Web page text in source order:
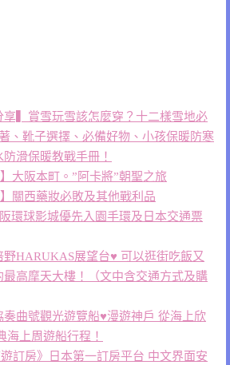
享▍賞雪玩雪該怎麼穿？十二樣雪地必
、靴子選擇、必備好物、小孩保暖防寒
滑保暖教戰手冊！
】大阪本町。”阿卡將”朝聖之旅
】關西藥妝必敗及其他戰利品
環球影城優先入園手環及日本交通票
HARUKAS展望台♥ 可以逛街吃飯又
最高摩天大樓！（文中含交通方式及購
曲號觀光遊覽船♥漫遊神戶 從海上欣
海上周遊船行程！
訂房》日本第一訂房平台 中文界面安